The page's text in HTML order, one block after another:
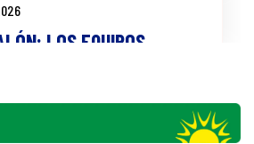
LOS EQUIPOS
histórico e inédito